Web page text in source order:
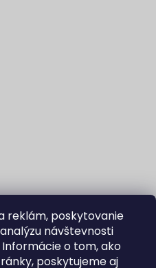
reklám, poskytovanie
návštevnosti
o tom, ako
poskytujeme aj